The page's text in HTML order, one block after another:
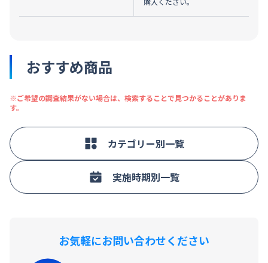
おすすめ商品
※ご希望の調査結果がない場合は、検索することで見つかることがありま
す。
カテゴリー別一覧
実施時期別一覧
お気軽にお問い合わせください